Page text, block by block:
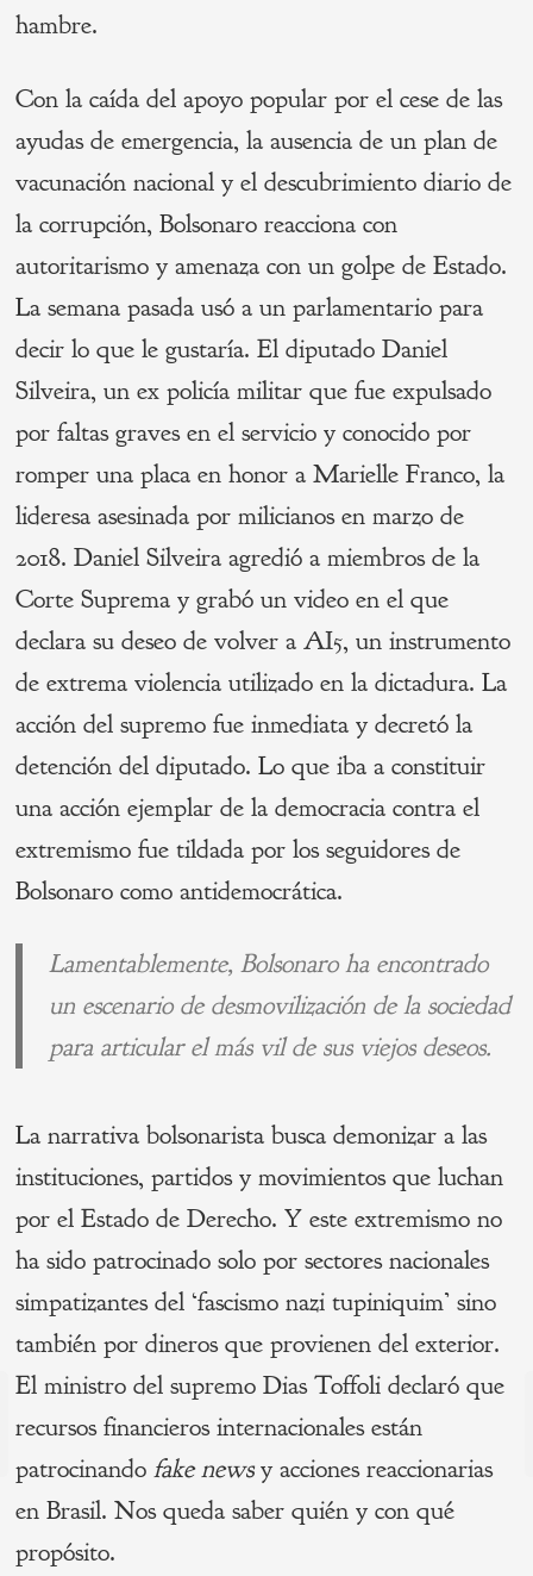
hambre.
Con la caída del apoyo popular por el cese de las
ayudas de emergencia, la ausencia de un plan de
vacunación nacional y el descubrimiento diario de
la corrupción, Bolsonaro reacciona con
autoritarismo y amenaza con un golpe de Estado.
La semana pasada usó a un parlamentario para
decir lo que le gustaría. El diputado Daniel
Silveira, un ex policía militar que fue expulsado
por faltas graves en el servicio y conocido por
romper una placa en honor a Marielle Franco, la
lideresa asesinada por milicianos en marzo de
2018. Daniel Silveira agredió a miembros de la
Corte Suprema y grabó un video en el que
declara su deseo de volver a AI5, un instrumento
de extrema violencia utilizado en la dictadura. La
acción del supremo fue inmediata y decretó la
detención del diputado. Lo que iba a constituir
una acción ejemplar de la democracia contra el
extremismo fue tildada por los seguidores de
Bolsonaro como antidemocrática.
Lamentablemente, Bolsonaro ha encontrado
un escenario de desmovilización de la sociedad
para articular el más vil de sus viejos deseos.
La narrativa bolsonarista busca demonizar a las
instituciones, partidos y movimientos que luchan
por el Estado de Derecho. Y este extremismo no
ha sido patrocinado solo por sectores nacionales
simpatizantes del ‘fascismo nazi tupiniquim’ sino
también por dineros que provienen del exterior.
El ministro del supremo Dias Toffoli declaró que
recursos financieros internacionales están
patrocinandofake newsy acciones reaccionarias
en Brasil. Nos queda saber quién y con qué
propósito.
Navegación
de
entradas